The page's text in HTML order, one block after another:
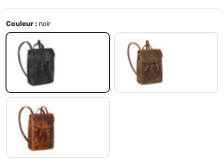
Couleur : noir
noir marron moyen
kara - cognac